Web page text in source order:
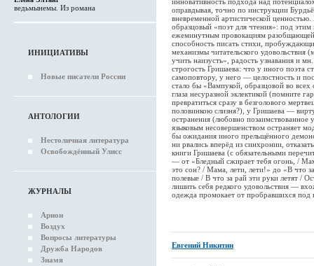
ведьмынемы. Из романа
ИНИЦИАТИВЫ
Новые писатели России
АНТОЛОГИИ
Нестоличная литература
Освобождённый Улисс
ЖУРНАЛЫ
Арион
Воздух
Вопросы литературы
Дружба Народов
Знамя
оправдывая, точно по инструкции
вневременной артистической
образцовый «поэт для чтения»: под
ежеминутным провокациям
способность писать стихи,
механизмы читательского
учить наизусть», радость узнавания и
строгость Гришаева: что у иного поэта
самоповтору, у него — целостность и
стало бы «Вампукой, образцовой во
глаза несуразной эклектикой (помните
превратиться сразу в безголового
половинкою слизня?), у Гришаева —
остранения (любовно позаимствованное
языковым несовершенством остраняет
бы ожидания иного прельщённого
ни рвались вперёд из синхронии,
книги Гришаева (с обязательными
— от «Бледный сжирает тебя огонь, /
это сон? / Мама, лети, лети!» до «В что за
полевые / В что за рай эти руки летят /
лишить себя редкого удовольствия —
одежда промокает от пробравшихся под
Евгений Никитин